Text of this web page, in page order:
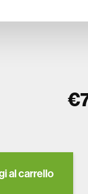
al carrello